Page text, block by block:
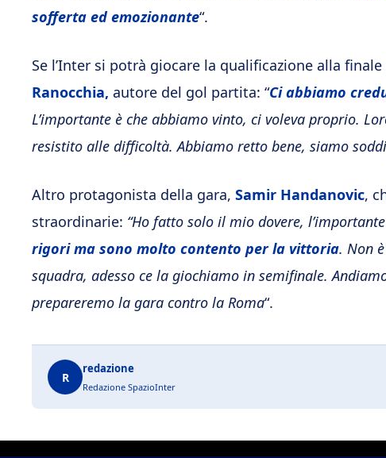
sofferta ed emozionante“.
Se l’Inter si potrà giocare la qualificazione alla
Ranocchia, autore del gol partita: “Ci abbiamo
L’importante è che abbiamo vinto, ci voleva proprio.
resistito alle difficoltà. Abbiamo retto bene, siamo
Altro protagonista della gara, Samir Handanovic,
straordinarie: “Ho fatto solo il mio dovere,
rigori ma sono molto contento per la vittoria. Non
squadra, adesso ce la giochiamo in semifinale.
prepareremo la gara contro la Roma“.
R
redazione
Redazione SpazioInter